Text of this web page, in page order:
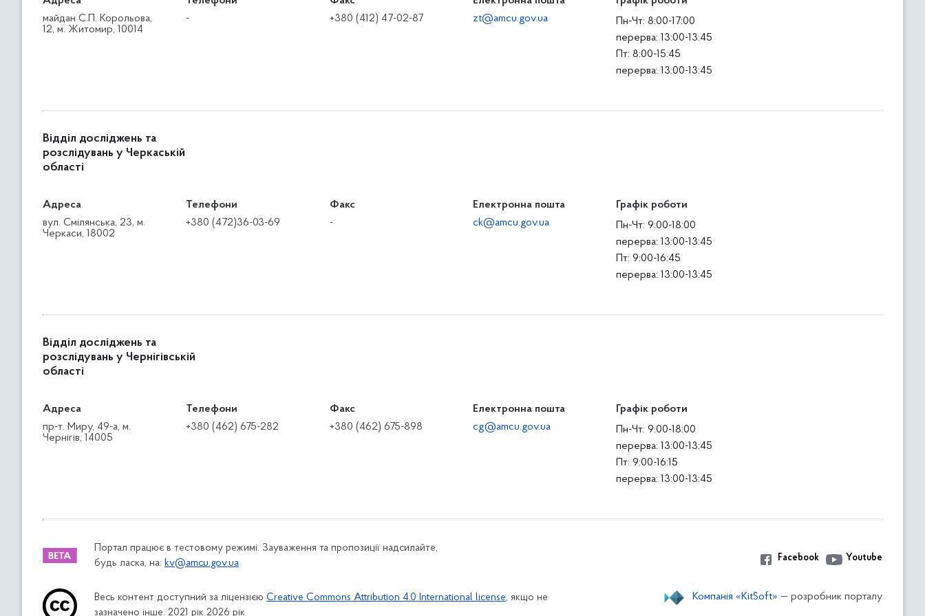
майдан С.П. Корольова,
12, м. Житомир, 10014
-
+380 (412) 47-02-87
zt@amcu.gov.ua
Пн-Чт: 8:00-17:00
перерва: 13:00-13:45
Пт: 8:00-15:45
перерва: 13:00-13:45
Відділ досліджень та
розслідувань у Черкаській
області
Адреса
вул. Смілянська, 23, м.
Черкаси, 18002
Телефони
+380 (472)36-03-69
Факс
-
Електронна пошта
ck@amcu.gov.ua
Графік роботи
Пн-Чт: 9:00-18:00
перерва: 13:00-13:45
Пт: 9:00-16:45
перерва: 13:00-13:45
Відділ досліджень та
розслідувань у Чернігівській
області
Адреса
пр-т. Миру, 49-а, м.
Чернігів, 14005
Телефони
+380 (462) 675-282
Факс
+380 (462) 675-898
Електронна пошта
cg@amcu.gov.ua
Графік роботи
Пн-Чт: 9:00-18:00
перерва: 13:00-13:45
Пт: 9:00-16:15
перерва: 13:00-13:45
Портал працює в тестовому режимі. Зауваження та пропозиції надсилайте,
будь ласка, на: kv@amcu.gov.ua Facebook Youtube
Весь контент доступний за ліцензією Creative Commons Attribution 4.0 International license, якщо не
зазначено інше. 2021 рік 2026 рік
Компанія «KitSoft» — розробник порталу